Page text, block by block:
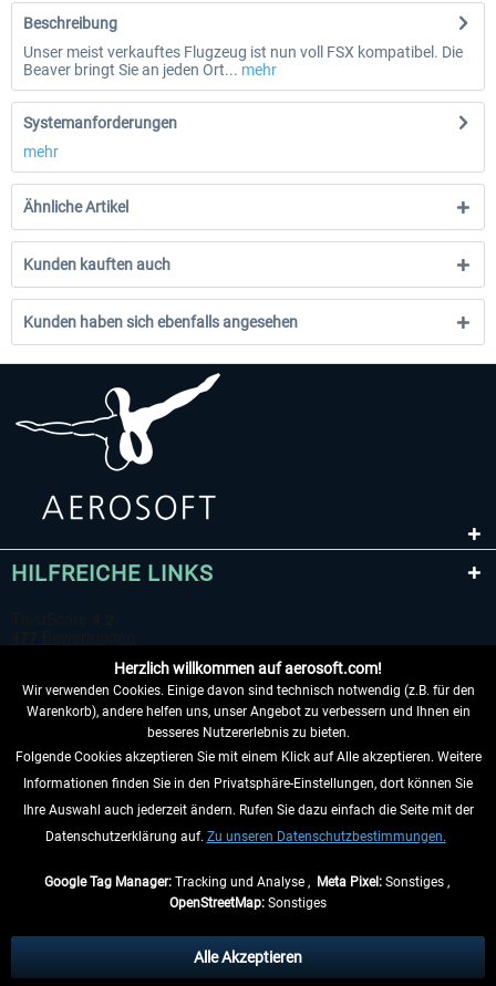
Beschreibung
Unser meist verkauftes Flugzeug ist nun voll FSX kompatibel. Die
Beaver bringt Sie an jeden Ort... mehr
Systemanforderungen
mehr
Ähnliche Artikel
Kunden kauften auch
Kunden haben sich ebenfalls angesehen
HILFREICHE LINKS
VERTRAG WIDERRUFEN
INFORMATIONEN
anders beschrieben.
** Gilt für Lieferungen innerhalb Deutschlands, Lieferzeiten für andere Länder
Herzlich willkommen auf aerosoft.com!
Wir verwenden Cookies. Einige davon sind technisch notwendig (z.B. für den
Warenkorb), andere helfen uns, unser Angebot zu verbessern und Ihnen ein
besseres Nutzererlebnis zu bieten.
Folgende Cookies akzeptieren Sie mit einem Klick auf Alle akzeptieren. Weitere
Informationen finden Sie in den Privatsphäre-Einstellungen, dort können Sie
Ihre Auswahl auch jederzeit ändern. Rufen Sie dazu einfach die Seite mit der
Datenschutzerklärung auf. Zu unseren Datenschutzbestimmungen.
Google Tag Manager:Tracking und Analyse , Meta Pixel:Sonstiges ,
OpenStreetMap: Sonstiges
Alle Akzeptieren